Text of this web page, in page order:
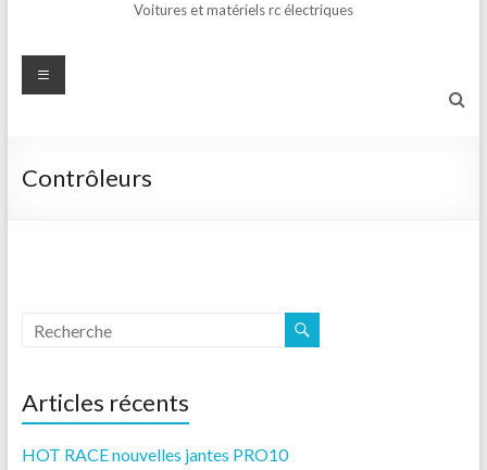
Voitures et matériels rc électriques
Contrôleurs
Articles récents
HOT RACE nouvelles jantes PRO10